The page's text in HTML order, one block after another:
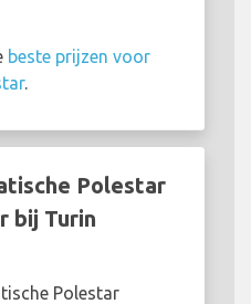
beste prijzen voor
.
Polestar
bij Turin
Polestar